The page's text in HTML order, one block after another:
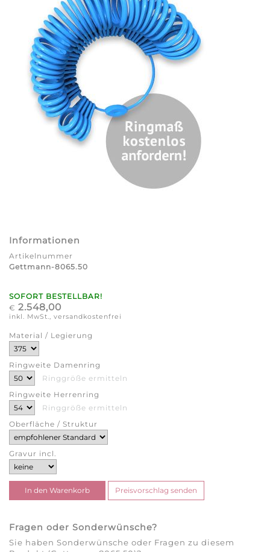
Informationen
Artikelnummer
Gettmann-8065.50
SOFORT BESTELLBAR!
€ 2.548,00
inkl. MwSt., versandkostenfrei
Material / Legierung
Ringweite Damenring
Ringgröße ermitteln
Ringweite Herrenring
Ringgröße ermitteln
Oberfläche / Struktur
Gravur incl.
Fragen oder Sonderwünsche?
Sie haben Sonderwünsche oder Fragen zu diesem